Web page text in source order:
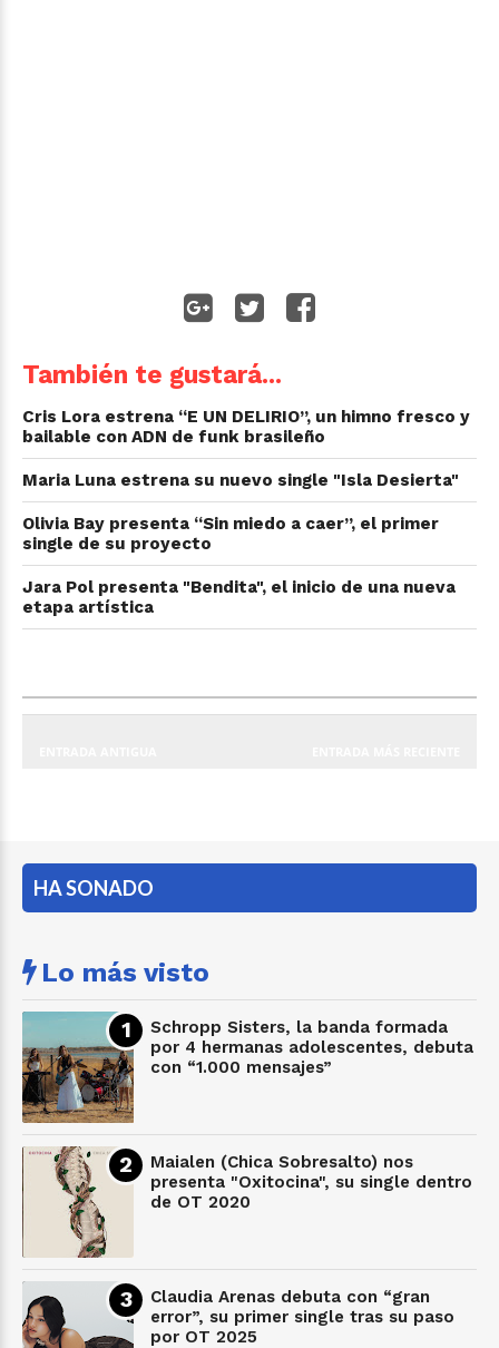
También te gustará...
Cris Lora estrena “E UN DELIRIO”, un himno fresco y
bailable con ADN de funk brasileño
Maria Luna estrena su nuevo single "Isla Desierta"
Olivia Bay presenta “Sin miedo a caer”, el primer
single de su proyecto
Jara Pol presenta "Bendita", el inicio de una nueva
etapa artística
HA SONADO
Lo más visto
Schropp Sisters, la banda formada
por 4 hermanas adolescentes, debuta
con “1.000 mensajes”
Maialen (Chica Sobresalto) nos
presenta "Oxitocina", su single dentro
de OT 2020
Claudia Arenas debuta con “gran
error”, su primer single tras su paso
por OT 2025